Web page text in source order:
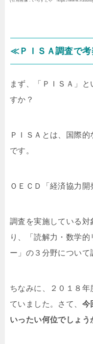
≪ＰＩＳＡ調査で
まず、「ＰＩＳＡ」
すか？
ＰＩＳＡとは、国際
です。
ＯＥＣＤ「経済協力開
調査を実施している対
り、「読解力・数学
ー」の３分野について
ちなみに、２０１８年
ていました。さて、 今
いったい何位でしょう